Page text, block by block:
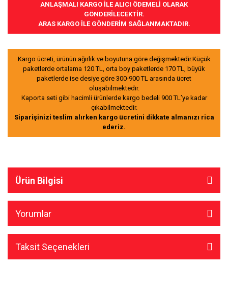
ANLAŞMALI KARGO İLE ALICI ÖDEMELİ OLARAK
GÖNDERİLECEKTİR.
ARAS KARGO İLE GÖNDERİM SAĞLANMAKTADIR.
Kargo ücreti, ürünün ağırlık ve boyutuna göre değişmektedir.Küçük
paketlerde ortalama 120 TL, orta boy paketlerde 170 TL, büyük
paketlerde ise desiye göre 300-900 TL arasında ücret
oluşabilmektedir.
Kaporta seti gibi hacimli ürünlerde kargo bedeli 900 TL’ye kadar
çıkabilmektedir.
Siparişinizi teslim alırken kargo ücretini dikkate almanızı rica
ederiz.
Ürün Bilgisi
Yorumlar
Taksit Seçenekleri